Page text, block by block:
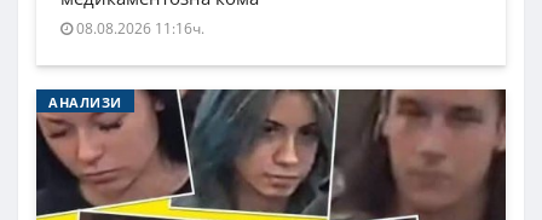
08.08.2026 11:16ч.
АНАЛИЗИ